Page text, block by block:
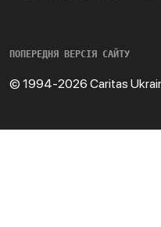
ПОПЕРЕДНЯ ВЕРСІЯ САЙТУ
© 1994-2026 Caritas